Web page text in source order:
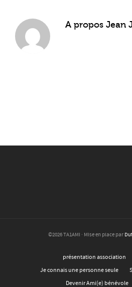
A propos Jean
©2026 TA1AMI · Mise en place par
présentation association
Je connais une personne seule
Devenir Ami(e) bénévole